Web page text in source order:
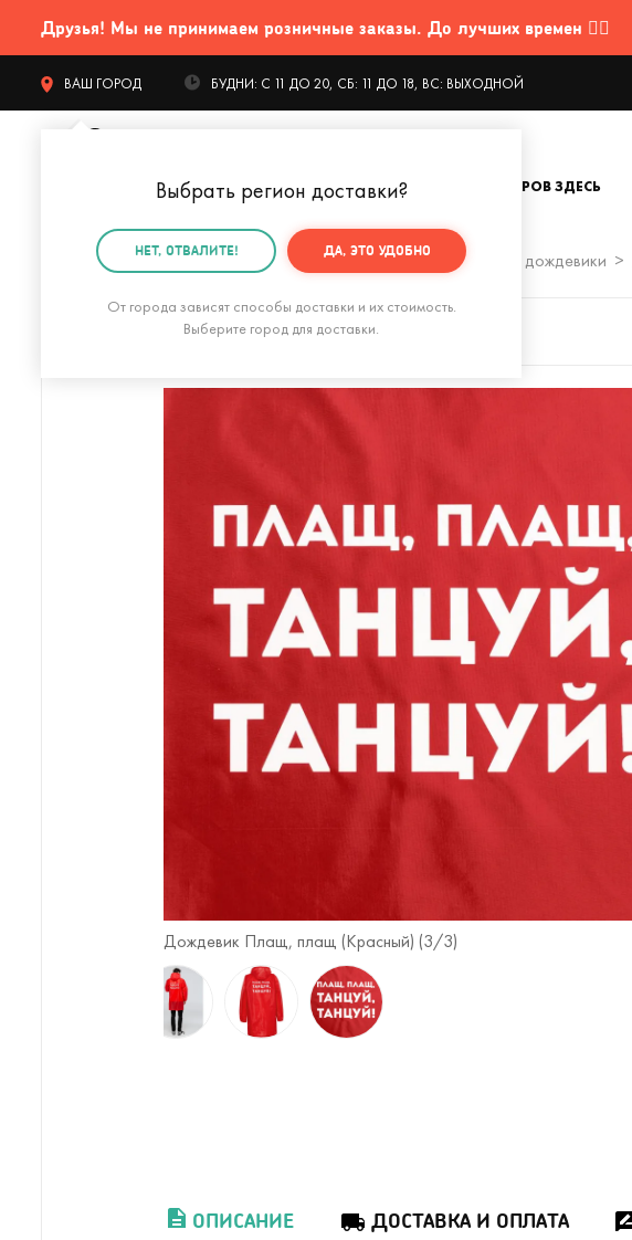
Друзья! Мы не принимаем розничные заказы. До лучших времен 🤷‍♂️
ВАШ ГОРОД
Выбрать регион доставки?
НЕТ, ОТВАЛИТЕ! ДА, ЭТО УДОБНО
От города зависят способы доставки и их стоимость.
Выберите город для доставки.
БУДНИ: С 11 ДО 20, СБ: 11 ДО 18, ВС: ВЫХОДНОЙ
КАТАЛОГ ТОВАРОВ ЗДЕСЬ
Главная Одежда и аксессуары Аксессуары Зонты и дождевики
Дождевик Плащ, плащ (Красный)
Дождевик Плащ, плащ (Красный) (3/3)
ОПИСАНИЕ ДОСТАВКА И ОПЛАТА